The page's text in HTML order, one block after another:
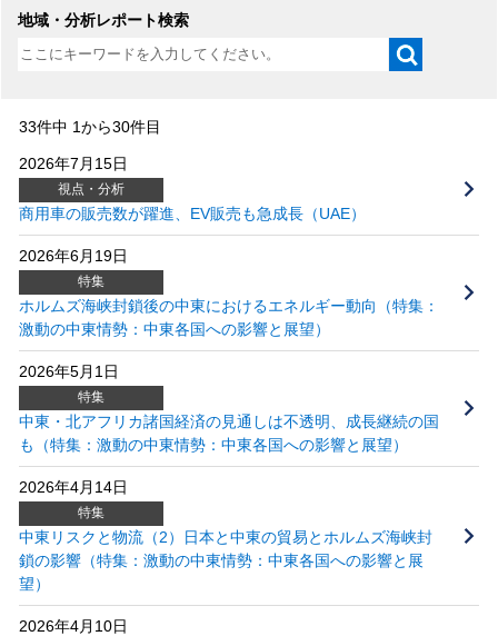
地域・分析レポート検索
33件中 1から30件目
2026年7月15日
視点・分析
商用車の販売数が躍進、EV販売も急成長（UAE）
2026年6月19日
特集
ホルムズ海峡封鎖後の中東におけるエネルギー動向（特集：
激動の中東情勢：中東各国への影響と展望）
2026年5月1日
特集
中東・北アフリカ諸国経済の見通しは不透明、成長継続の国
も（特集：激動の中東情勢：中東各国への影響と展望）
2026年4月14日
特集
中東リスクと物流（2）日本と中東の貿易とホルムズ海峡封
鎖の影響（特集：激動の中東情勢：中東各国への影響と展
望）
2026年4月10日